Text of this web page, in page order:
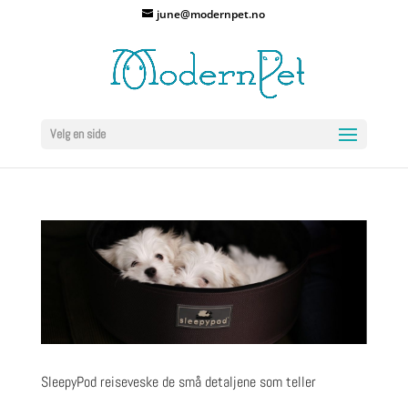
june@modernpet.no
Velg en side
SleepyPod reiseveske de små detaljene som teller